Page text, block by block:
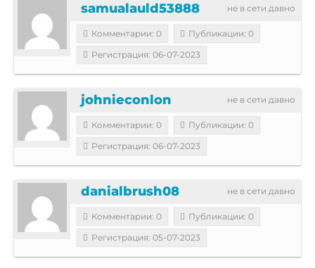
не в сети давно
samualauld53888
Комментарии: 0
Публикации: 0
Регистрация: 06-07-2023
не в сети давно
johnieconlon
Комментарии: 0
Публикации: 0
Регистрация: 06-07-2023
не в сети давно
danialbrush08
Комментарии: 0
Публикации: 0
Регистрация: 05-07-2023